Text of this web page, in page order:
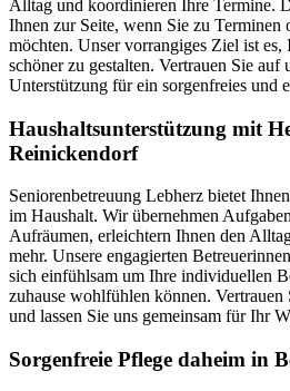
Alltag und koordinieren Ihre Termine.
Ihnen zur Seite, wenn Sie zu Terminen
möchten. Unser vorrangiges Ziel ist
schöner zu gestalten. Vertrauen Sie auf
Unterstützung für ein sorgenfreies und
Haushalts­unterstützung mit
Reinickendorf
Seniorenbetreuung Lebherz bietet
im Haushalt. Wir übernehmen
Aufräumen, erleichtern Ihnen den
mehr. Unsere engagierten
sich einfühlsam um Ihre individuellen
zuhause wohlfühlen können. Vertrauen
und lassen Sie uns gemeinsam für Ihr
Sorgenfreie Pflege daheim in